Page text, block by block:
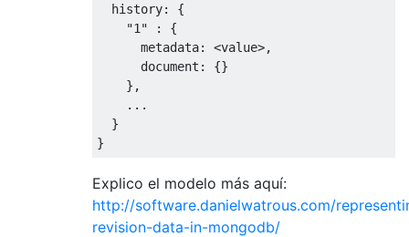
  history
:
{
"1"
:
{
      metadata
: <value>,
      document
:
{}
},
...
}
}
Explico el modelo más aquí:
http://software.danielwatrous.com/
revision-data-in-mongodb/